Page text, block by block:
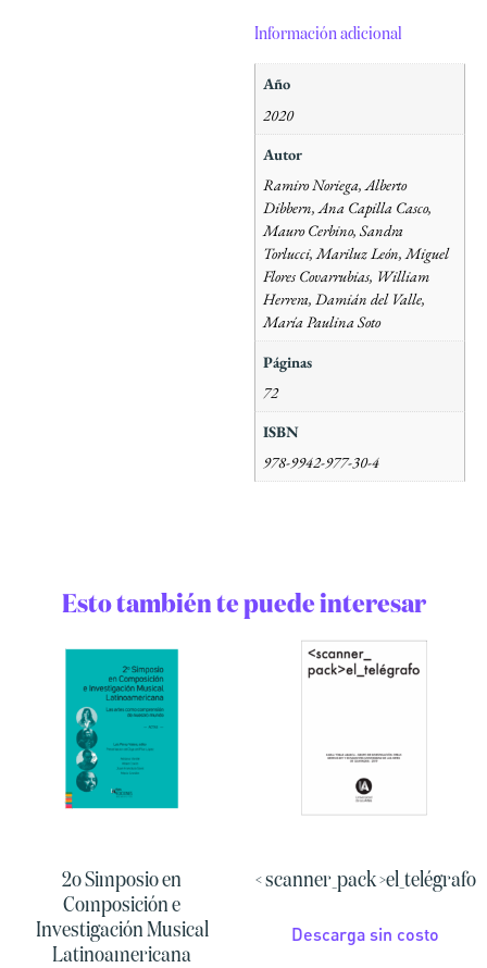
Información adicional
Año
2020
Autor
Ramiro Noriega, Alberto
Dibbern, Ana Capilla Casco,
Mauro Cerbino, Sandra
Torlucci, Mariluz León, Miguel
Flores Covarrubias, William
Herrera, Damián del Valle,
María Paulina Soto
Páginas
72
ISBN
978-9942-977-30-4
Esto también te puede interesar
2o Simposio en
Composición e
Investigación Musical
Latinoamericana
< scanner_pack >el_telégrafo
Descarga sin costo